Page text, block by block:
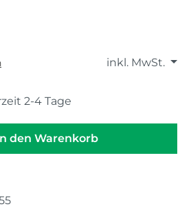
inkl. MwSt.
2-4 Tage
Wert ein oder benutze die
den Warenkorb